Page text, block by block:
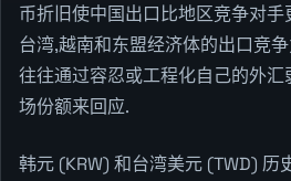
币折旧使中国出口比地区竞争对手
台湾,越南和东盟经济体的出口竞
往往通过容忍或工程化自己的外
场份额来回应.
韩元 (KRW) 和台湾美元 (TWD) 历